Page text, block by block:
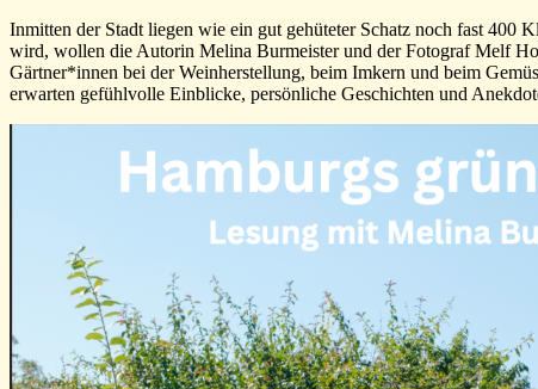
Inmitten der Stadt liegen wie ein gut gehüteter Schatz noch fast 400
wird, wollen die Autorin Melina Burmeister und der Fotograf Melf
Gärtner*innen bei der Weinherstellung, beim Imkern und beim
erwarten gefühlvolle Einblicke, persönliche Geschichten und